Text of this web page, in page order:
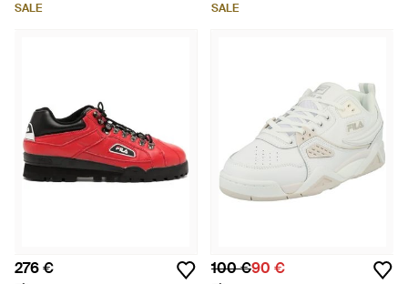
SALE SALE
276 € 100 €90 €